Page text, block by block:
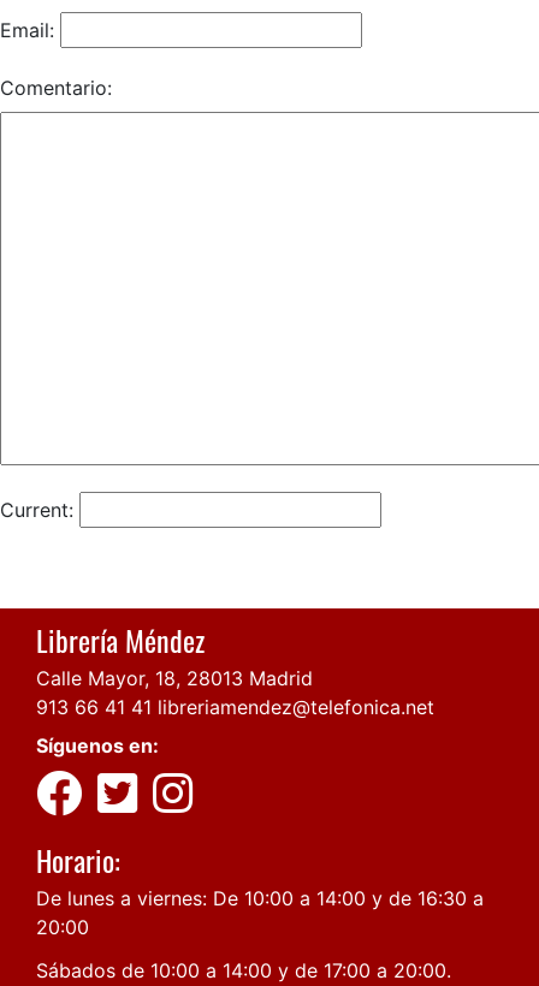
Email:
Comentario:
Current:
Librería Méndez
Calle Mayor, 18, 28013 Madrid
913 66 41 41 libreriamendez@telefonica.net
Síguenos en:
Horario:
De lunes a viernes: De 10:00 a 14:00 y de 16:30 a
20:00
Sábados de 10:00 a 14:00 y de 17:00 a 20:00.